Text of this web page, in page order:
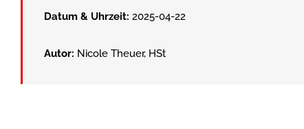
Datum & Uhrzeit: 2025-04-22
Autor: Nicole Theuer, HSt